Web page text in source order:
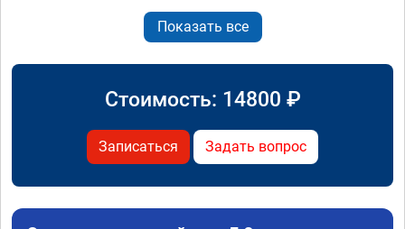
Показать все
Стоимость: 14800 ₽
Записаться Задать вопрос